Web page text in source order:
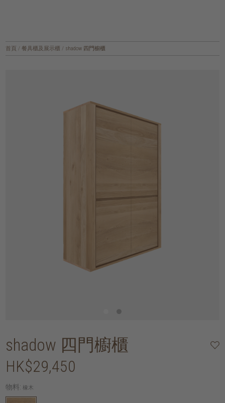
首頁 / 餐具櫃及展示櫃 / shadow 四門櫥櫃
shadow 四門櫥櫃
HK$29,450
物料: 橡木